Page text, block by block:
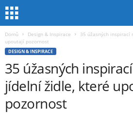
Domů Design & Inspirace
35 úžasných inspirací
upoutají pozornost
DESIGN & INSPIRACE
35 úžasných
jídelní židle, které
pozornost